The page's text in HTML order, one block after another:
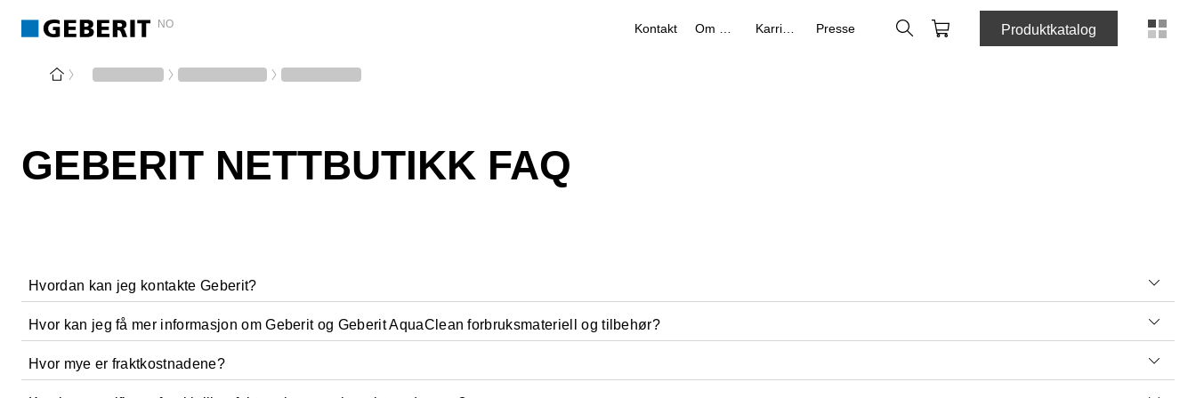
NO Kontakt Presse Søk HandlekurvProduktkatalog
GEBERIT NETTBUTIKK FAQ
Hvordan kan jeg kontakte Geberit?
Ring oss på :
Telefon: 67978200
Mandag til fredag: 08:00 - 16:00,
Hvor kan jeg få mer informasjon om Geberit og Geberit AquaClean forbruksmateriell og tilbehør?
Besøk
Hvor mye er fraktkostnadene?